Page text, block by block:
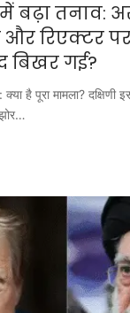
बढ़ा तनाव:
रिएक्टर
बिखर गई?
है पूरा मामला? दक्षिणी